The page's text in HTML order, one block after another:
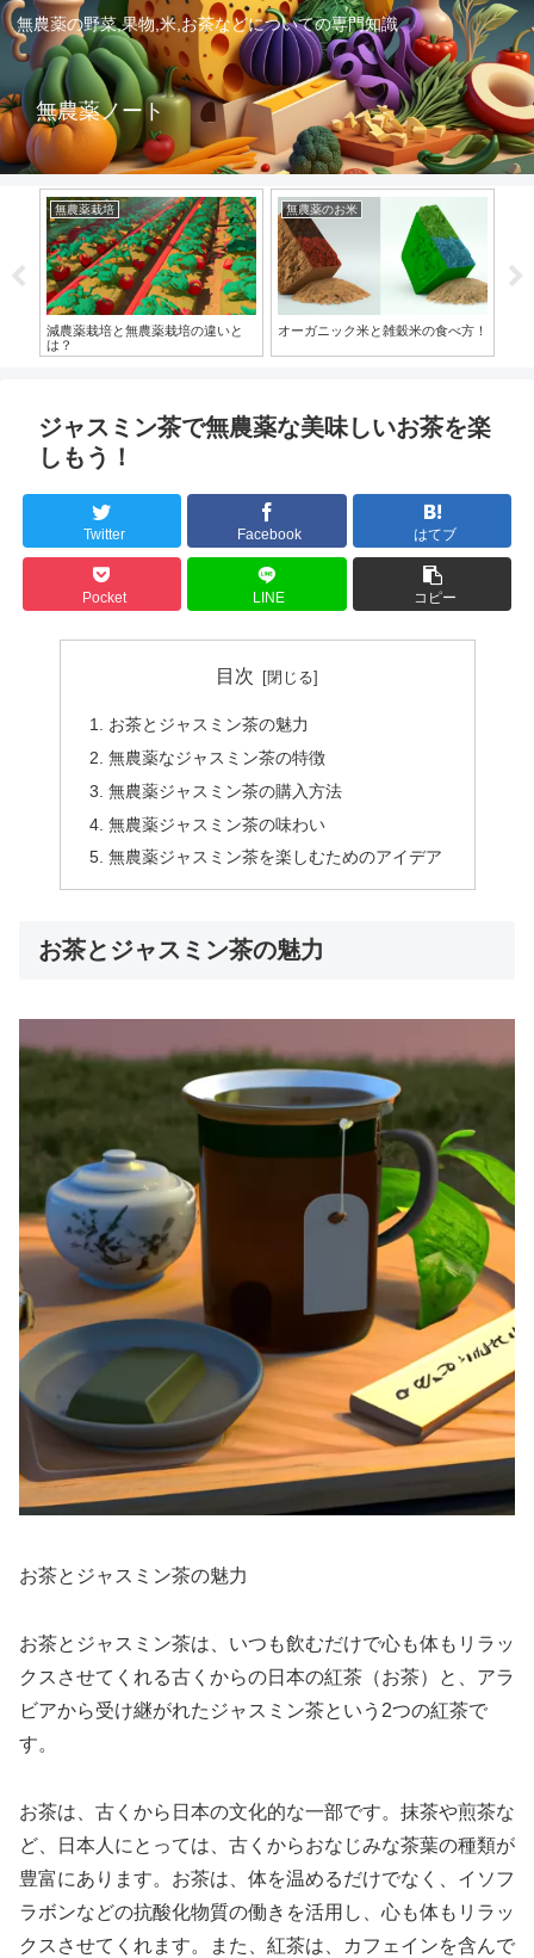
無農薬の野菜,果物,米,お茶などについての専門知識
無農薬ノート
無農薬栽培
減農薬栽培と無農薬栽培の違いと
は？
無農薬のお米
オーガニック米と雑穀米の食べ方！
ジャスミン茶で無農薬な美味しいお茶を楽
しもう！
Twitter Facebook はてブ
Pocket LINE コピー
目次
お茶とジャスミン茶の魅力
無農薬なジャスミン茶の特徴
無農薬ジャスミン茶の購入方法
無農薬ジャスミン茶の味わい
無農薬ジャスミン茶を楽しむためのアイデア
お茶とジャスミン茶の魅力
お茶とジャスミン茶の魅力
お茶とジャスミン茶は、いつも飲むだけで心も体もリラッ
クスさせてくれる古くからの日本の紅茶（お茶）と、アラ
ビアから受け継がれたジャスミン茶という2つの紅茶で
す。
お茶は、古くから日本の文化的な一部です。抹茶や煎茶な
ど、日本人にとっては、古くからおなじみな茶葉の種類が
豊富にあります。お茶は、体を温めるだけでなく、イソフ
ラボンなどの抗酸化物質の働きを活用し、心も体もリラッ
クスさせてくれます。また、紅茶は、カフェインを含んで